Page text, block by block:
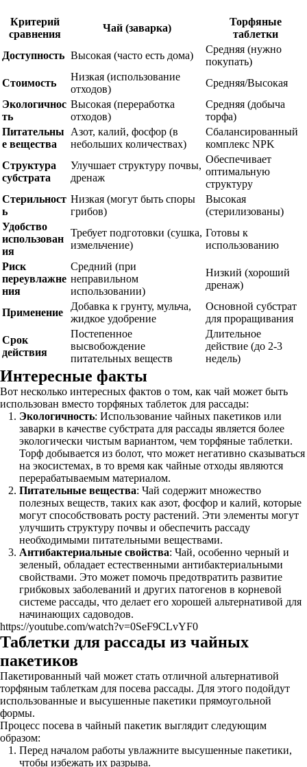
Критерий
сравнения
Чай (заварка)
Торфяные
таблетки
Доступность Высокая (часто есть дома)
Средняя (нужно
покупать)
Стоимость
Низкая (использование
отходов)
Средняя/Высокая
Экологичнос
ть
Высокая (переработка
отходов)
Средняя (добыча
торфа)
Питательны
е вещества
Азот, калий, фосфор (в
небольших количествах)
Сбалансированный
комплекс NPK
Структура
субстрата
Улучшает структуру почвы,
дренаж
Обеспечивает
оптимальную
структуру
Стерильност
ь
Низкая (могут быть споры
грибов)
Высокая
(стерилизованы)
Удобство
использован
ия
Требует подготовки (сушка,
измельчение)
Готовы к
использованию
Риск
переувлажне
ния
Средний (при
неправильном
использовании)
Низкий (хороший
дренаж)
Применение
Добавка к грунту, мульча,
жидкое удобрение
Основной субстрат
для проращивания
Срок
действия
Постепенное
высвобождение
питательных веществ
Длительное
действие (до 2-3
недель)
Интересные факты
Вот несколько интересных фактов о том, как чай может быть
использован вместо торфяных таблеток для рассады:
Экологичность: Использование чайных пакетиков или
заварки в качестве субстрата для рассады является более
экологически чистым вариантом, чем торфяные таблетки.
Торф добывается из болот, что может негативно сказываться
на экосистемах, в то время как чайные отходы являются
перерабатываемым материалом.
Питательные вещества: Чай содержит множество
полезных веществ, таких как азот, фосфор и калий, которые
могут способствовать росту растений. Эти элементы могут
улучшить структуру почвы и обеспечить рассаду
необходимыми питательными веществами.
Антибактериальные свойства: Чай, особенно черный и
зеленый, обладает естественными антибактериальными
свойствами. Это может помочь предотвратить развитие
грибковых заболеваний и других патогенов в корневой
системе рассады, что делает его хорошей альтернативой для
начинающих садоводов.
https://youtube.com/watch?v=0SeF9CLvYF0
Таблетки для рассады из чайных
пакетиков
Пакетированный чай может стать отличной альтернативой
торфяным таблеткам для посева рассады. Для этого подойдут
использованные и высушенные пакетики прямоугольной
формы.
Процесс посева в чайный пакетик выглядит следующим
образом:
Перед началом работы увлажните высушенные пакетики,
чтобы избежать их разрыва.